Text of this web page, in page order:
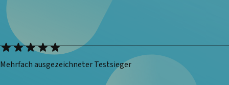
Mehrfach ausgezeichneter Testsieger